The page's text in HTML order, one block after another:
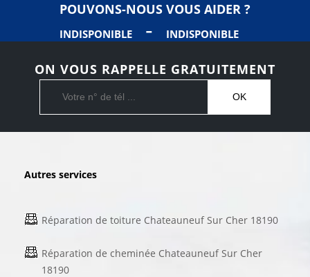
POUVONS-NOUS VOUS AIDER ?
INDISPONIBLE - INDISPONIBLE
ON VOUS RAPPELLE GRATUITEMENT
Autres services
Réparation de toiture Chateauneuf Sur Cher 18190
Réparation de cheminée Chateauneuf Sur Cher
18190